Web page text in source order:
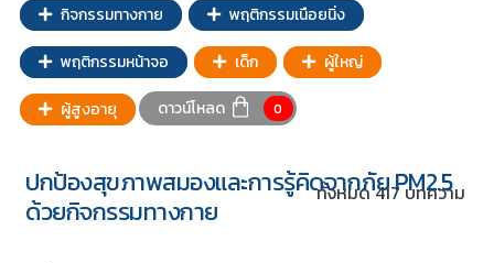
กิจกรรมทางกาย พฤติกรรมเนือยนิ่ง
พฤติกรรมหน้าจอ เด็ก ผู้ใหญ่
ผู้สูงอายุ ดาวน์โหลด 0
ทั้งหมด 417 บทความ
ปกป้องสุขภาพสมองและการรู้คิดจากภัย PM2.5
ด้วยกิจกรรมทางกาย